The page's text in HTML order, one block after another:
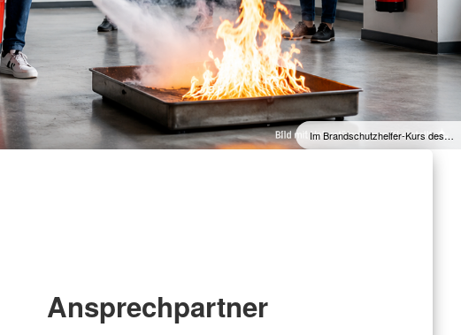
Engagement
Angebot für Freiwillige aus dem
Ausland
Bundesfreiwilligendienst
Freiwilligendienste im Ausland
Ehrenamt
Im Brandschutzhelfer-Kurs des…
Ansprechpartner